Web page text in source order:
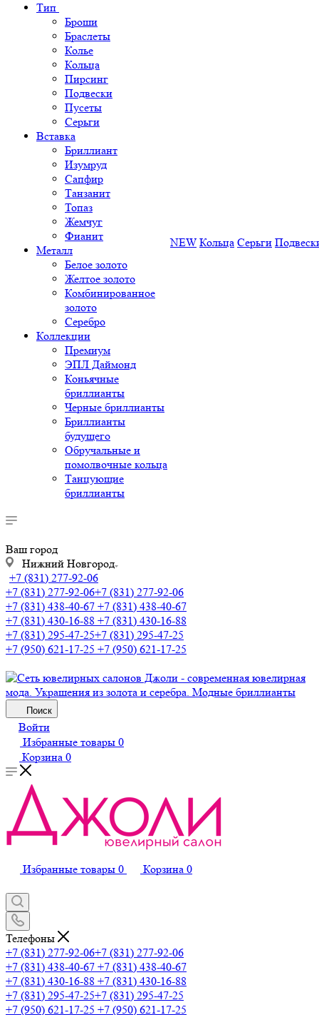
Тип
Броши
Браслеты
Колье
Кольца
Пирсинг
Подвески
Пусеты
Серьги
Вставка
Бриллиант
Изумруд
Сапфир
Танзанит
Топаз
Жемчуг
Фианит
Металл
Белое золото
Желтое золото
Комбинированное
золото
Серебро
Коллекции
Премиум
ЭПЛ Даймонд
Коньячные
бриллианты
Черные бриллианты
Бриллианты
будущего
Обручальные и
помолвочные кольца
Танцующие
бриллианты
NEW Кольца Серьги
Ваш город
Нижний Новгород
+7 (831) 277-92-06
+7 (831) 277-92-06+7 (831) 277-92-06
+7 (831) 438-40-67 +7 (831) 438-40-67
+7 (831) 430-16-88 +7 (831) 430-16-88
+7 (831) 295-47-25+7 (831) 295-47-25
+7 (950) 621-17-25 +7 (950) 621-17-25
Поиск
Войти
Избранные товары 0
Корзина 0
Избранные товары 0 Корзина 0
Телефоны
+7 (831) 277-92-06+7 (831) 277-92-06
+7 (831) 438-40-67 +7 (831) 438-40-67
+7 (831) 430-16-88 +7 (831) 430-16-88
+7 (831) 295-47-25+7 (831) 295-47-25
+7 (950) 621-17-25 +7 (950) 621-17-25